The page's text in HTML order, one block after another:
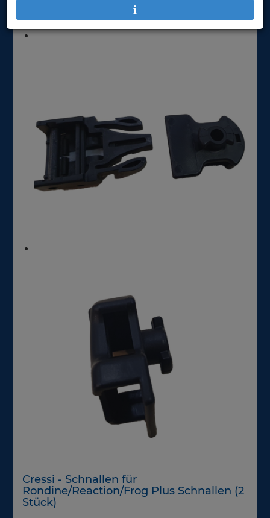
Cressi - Schnallen für
Rondine/Reaction/Frog Plus Schnallen (2
Stück)